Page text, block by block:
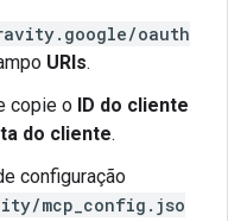
oauth
URIs.
copie o ID do cliente
do cliente.
configuração
mcp_config.jso